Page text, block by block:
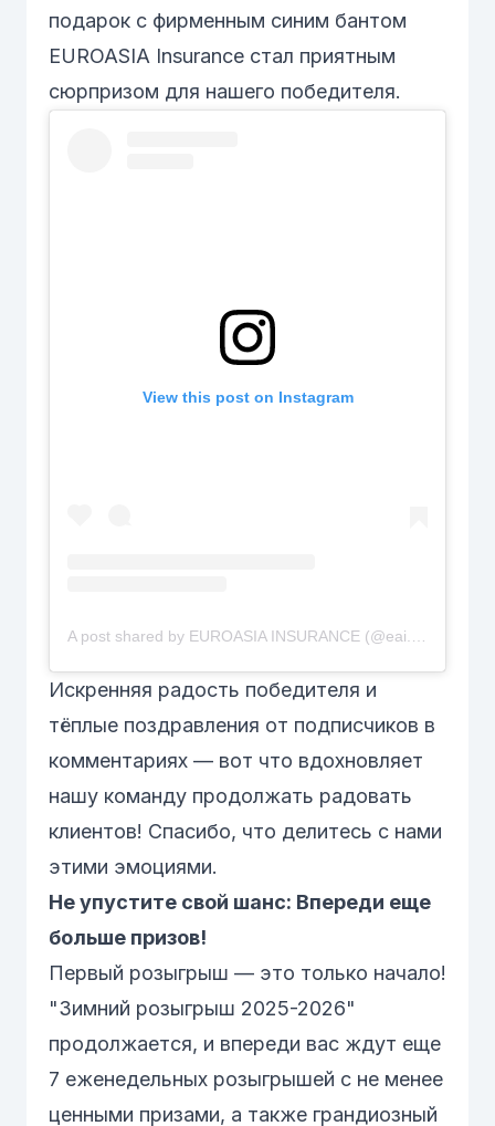
подарок с фирменным синим бантом
EUROASIA Insurance стал приятным
сюрпризом для нашего победителя.
View this post on Instagram
Искренняя радость победителя и
тёплые поздравления от подписчиков в
комментариях — вот что вдохновляет
нашу команду продолжать радовать
клиентов! Спасибо, что делитесь с нами
этими эмоциями.
Не упустите свой шанс: Впереди еще
больше призов!
Первый розыгрыш — это только начало!
"Зимний розыгрыш 2025-2026"
продолжается, и впереди вас ждут еще
7 еженедельных розыгрышей с не менее
ценными призами, а также грандиозный